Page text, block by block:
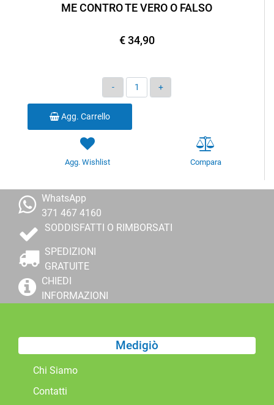
ME CONTRO TE VERO O FALSO
€ 34,90
Quantità
Agg. Carrello
Agg. Wishlist Compara
WhatsApp
371 467 4160
SODDISFATTI O RIMBORSATI
SPEDIZIONI
GRATUITE
CHIEDI
INFORMAZIONI
Medigiò
Chi Siamo
Contatti